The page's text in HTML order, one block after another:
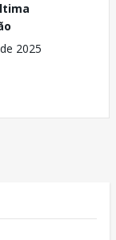
2025